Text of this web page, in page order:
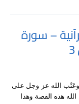
– سورة
الله عز وجل على
الله هذه القصة وهذا